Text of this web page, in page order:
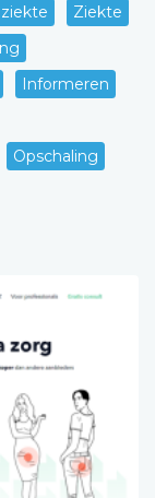
Ziekte
Informeren
Opschaling